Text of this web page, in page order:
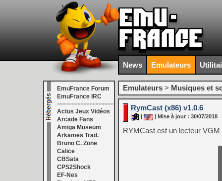
News Emulateurs
EmuFrance Forum
EmuFrance IRC
===================
Actus Jeux Vidéos
Arcade Fans
Amiga Museum
Arkames Trad.
Bruno C. Zone
Calice
CBSata
CPS2Shock
EF-Nes
Emulateurs > Musiques et
RymCast (x86) v1.0.6
| Mise à jour : 30/07/2018
RYMCast est un lecteur